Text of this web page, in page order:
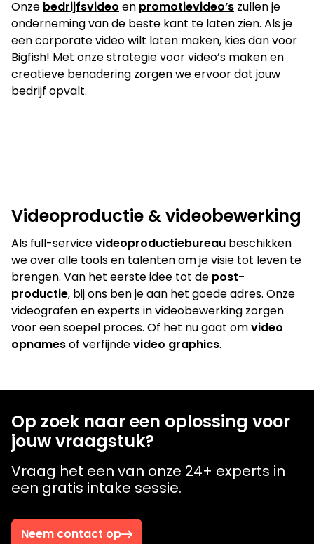
Onze bedrijfsvideo en promotievideo’s zullen je
onderneming van de beste kant te laten zien. Als je
een corporate video wilt laten maken, kies dan voor
Bigfish! Met onze strategie voor video’s maken en
creatieve benadering zorgen we ervoor dat jouw
bedrijf opvalt.
Videoproductie & videobewerking
Als full-servicevideoproductiebureau beschikken
we over alle tools en talenten om je visie tot leven te
brengen. Van het eerste idee tot de post-
productie, bij ons ben je aan het goede adres. Onze
videografen en experts in videobewerking zorgen
voor een soepel proces. Of het nu gaat omvideo
opnamesof verfijndevideo graphics.
Op zoek naar een oplossing voor
jouw vraagstuk?
Vraag het een van onze 24+ experts in
een gratis intake sessie.
Neem contact op